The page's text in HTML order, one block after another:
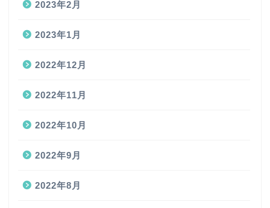
2023年2月
2023年1月
2022年12月
2022年11月
2022年10月
2022年9月
2022年8月